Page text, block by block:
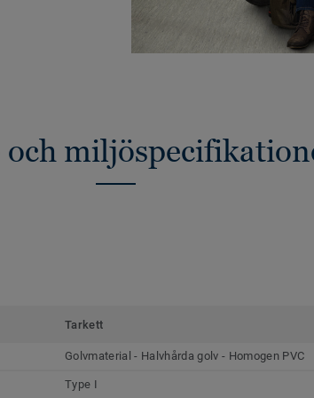
Tarkett
Golvmaterial - Halvhårda golv - Homogen PVC
Type I